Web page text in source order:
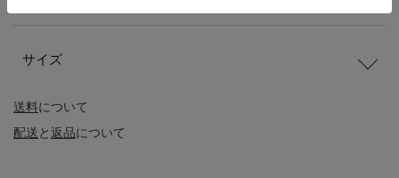
送料について
配送と返品について
サイズ